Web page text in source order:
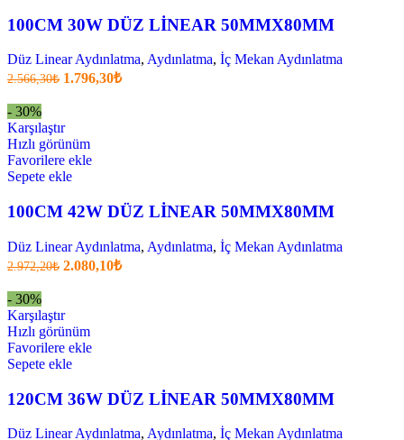
100CM 30W DÜZ LİNEAR 50MMX80MM
Düz Linear Aydınlatma, Aydınlatma, İç Mekan Aydınlatma
2.566,30₺ Orijinal
1.796,30₺Şu
- 30%
Karşılaştır
Hızlı görünüm
Favorilere ekle
Sepete ekle
100CM 42W DÜZ LİNEAR 50MMX80MM
Düz Linear Aydınlatma, Aydınlatma, İç Mekan Aydınlatma
2.972,20₺ Orijinal
2.080,10₺Şu
- 30%
Karşılaştır
Hızlı görünüm
Favorilere ekle
Sepete ekle
120CM 36W DÜZ LİNEAR 50MMX80MM
Düz Linear Aydınlatma, Aydınlatma, İç Mekan Aydınlatma